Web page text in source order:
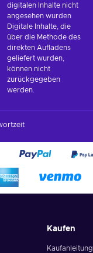
digitalen Inhalte nicht
angesehen wurden
Digitale Inhalte, die
über die Methode des
direkten Aufladens
geliefert wurden,
können nicht
zurückgegeben
werden.
Kaufen
Kaufanleitung